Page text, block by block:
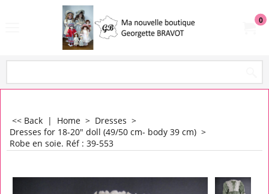
0
<< Back | Home > Dresses >
Dresses for 18-20" doll (49/50 cm- body 39 cm) >
Robe en soie. Réf : 39-553